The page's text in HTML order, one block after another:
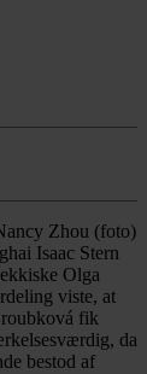
Zhou (foto)
Isaac Stern
Olga
viste, at
fik
da
bestod af